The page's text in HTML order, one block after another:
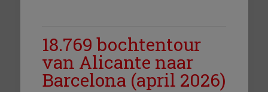
18.769 bochtentour
van Alicante naar
Barcelona (april 2026)